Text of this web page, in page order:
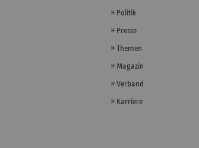
Politik
Presse
Themen
Magazin
Verband
Karriere